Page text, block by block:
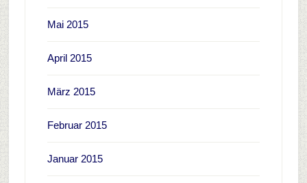
Mai 2015
April 2015
März 2015
Februar 2015
Januar 2015